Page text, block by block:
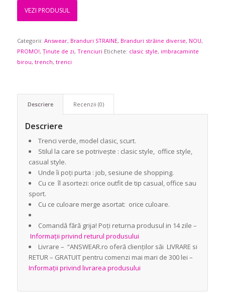
inițial
459,90 lei.
VEZI PRODUSUL
Categorii: Answear, Branduri STRAINE, Branduri străine diverse, NOU,
PROMO!, Ținute de zi, Trenciuri Etichete: clasic style, imbracaminte
birou, trench, trenci
Descriere Recenzii (0)
Descriere
Trenci verde, model clasic, scurt.
Stilul la care se potrivește : clasic style, office style,
casual style.
Unde îi poți purta : job, sesiune de shopping.
Cu ce îl asortezi: orice outfit de tip casual, office sau
sport.
Cu ce culoare merge asortat: orice culoare.
Comandă fără grija! Poți returna produsul in 14 zile –
Informații privind returul produsului
Livrare – “ANSWEAR.ro oferă clienților săi LIVRARE si
RETUR – GRATUIT pentru comenzi mai mari de 300 lei –
Informații privind livrarea produsului